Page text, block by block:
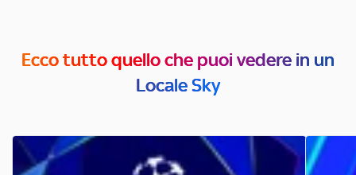
Ecco tutto quello che puoi vedere in un
Locale Sky